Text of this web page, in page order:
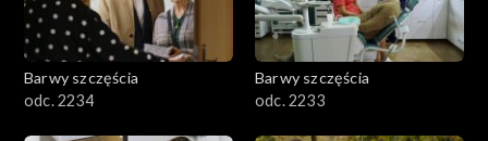
Barwy szczęścia
odc. 2234
Barwy szczęścia
odc. 2233